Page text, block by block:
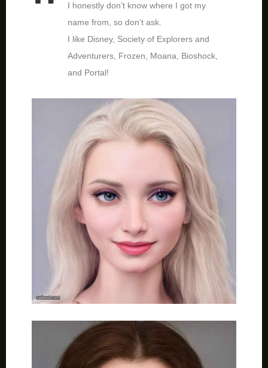
I honestly don’t know where I got my
name from, so don’t ask.
I like Disney, Society of Explorers and
Adventurers, Frozen, Moana, Bioshock,
and Portal!